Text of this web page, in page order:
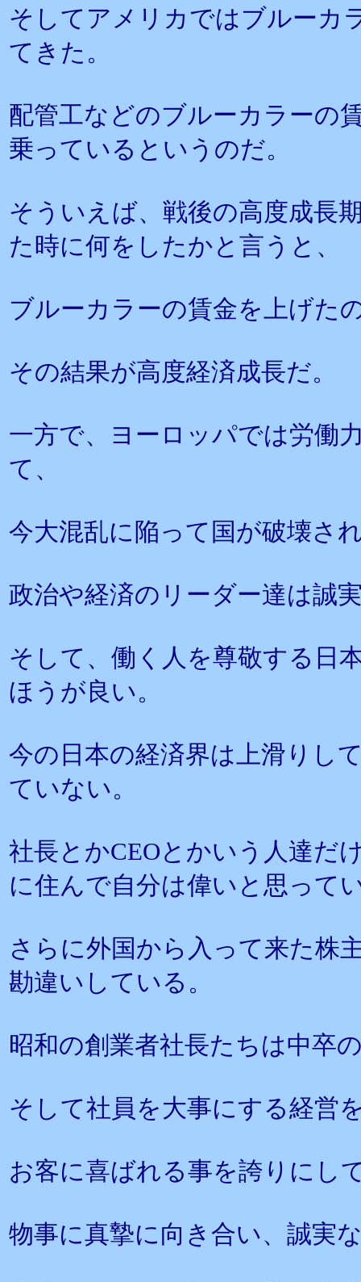
そしてアメリカではブルーカ
てきた。
配管工などのブルーカラーの
乗っているというのだ。
そういえば、戦後の高度成長
た時に何をしたかと言うと、
ブルーカラーの賃金を上げた
その結果が高度経済成長だ。
一方で、ヨーロッパでは労働
て、
今大混乱に陥って国が破壊さ
政治や経済のリーダー達は誠
そして、働く人を尊敬する日
ほうが良い。
今の日本の経済界は上滑りし
ていない。
社長とかCEOとかいう人達だ
に住んで自分は偉いと思って
さらに外国から入って来た株
勘違いしている。
昭和の創業者社長たちは中卒
そして社員を大事にする経営
お客に喜ばれる事を誇りにし
物事に真摯に向き合い、誠実